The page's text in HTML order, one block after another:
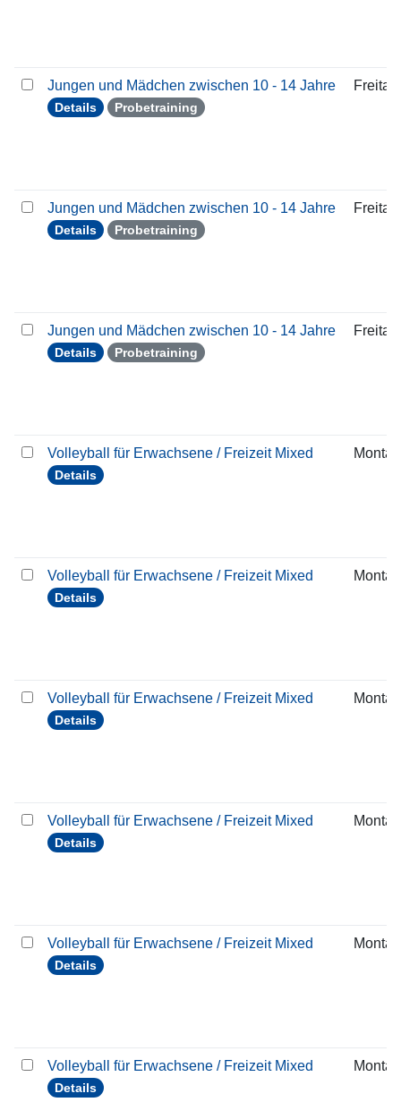
Jungen und Mädchen zwischen 10 - 14 Jahre
Details Probetraining
Freitag
Jungen und Mädchen zwischen 10 - 14 Jahre
Details Probetraining
Freitag
Jungen und Mädchen zwischen 10 - 14 Jahre
Details Probetraining
Freitag
Volleyball für Erwachsene / Freizeit Mixed
Details
Montag
Volleyball für Erwachsene / Freizeit Mixed
Details
Montag
Volleyball für Erwachsene / Freizeit Mixed
Details
Montag
Volleyball für Erwachsene / Freizeit Mixed
Details
Montag
Volleyball für Erwachsene / Freizeit Mixed
Details
Montag
Volleyball für Erwachsene / Freizeit Mixed
Details
Montag